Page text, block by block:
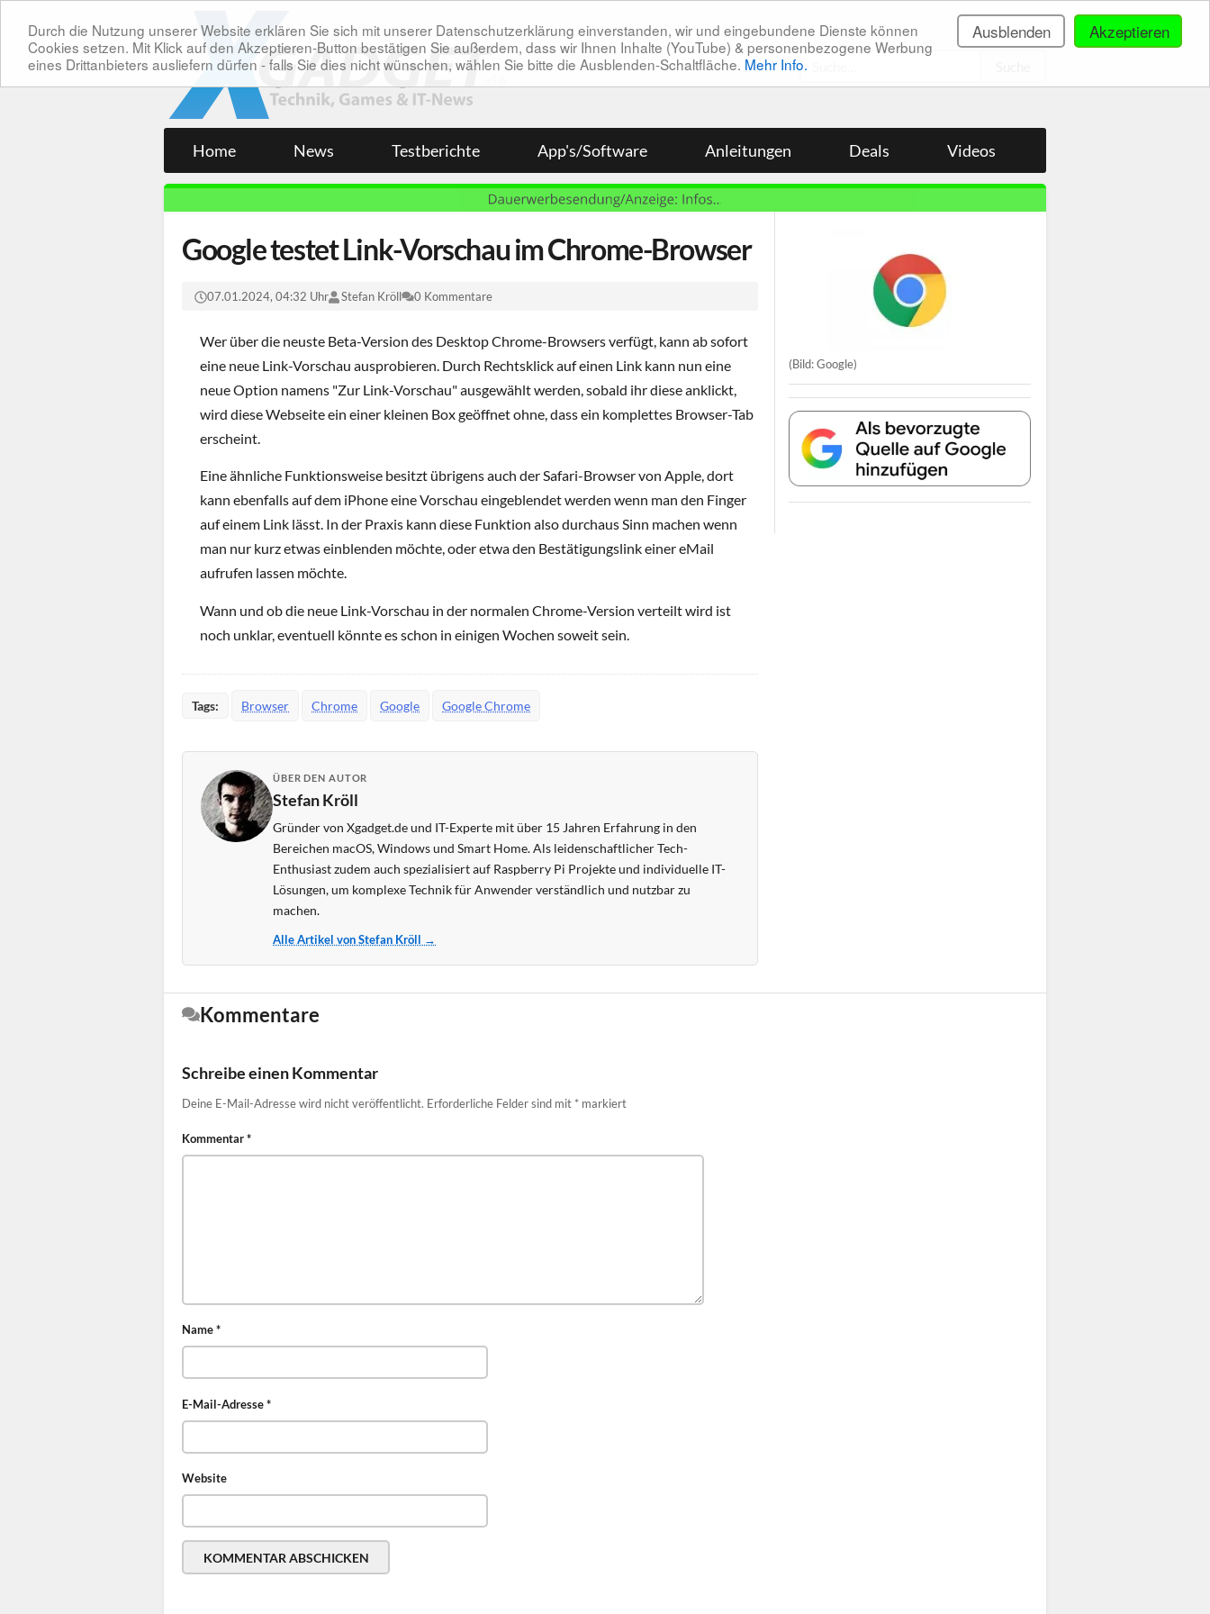
Akzeptieren
Ausblenden
Durch die Nutzung unserer Website erklären Sie sich mit unserer Datenschutzerklärung einverstanden, wir und eingebundene Dienste können
Cookies setzen. Mit Klick auf den Akzeptieren-Button bestätigen Sie außerdem, dass wir Ihnen Inhalte (YouTube) & personenbezogene Werbung
eines Drittanbieters ausliefern dürfen - falls Sie dies nicht wünschen, wählen Sie bitte die Ausblenden-Schaltfläche. Mehr Info.
Home News Testberichte App's/Software Anleitungen Deals Videos
Google testet Link-Vorschau im Chrome-Browser
07.01.2024, 04:32 Uhr Stefan Kröll 0 Kommentare
Wer über die neuste Beta-Version des Desktop Chrome-Browsers verfügt, kann ab sofort
eine neue Link-Vorschau ausprobieren. Durch Rechtsklick auf einen Link kann nun eine
neue Option namens "Zur Link-Vorschau" ausgewählt werden, sobald ihr diese anklickt,
wird diese Webseite ein einer kleinen Box geöffnet ohne, dass ein komplettes Browser-Tab
erscheint.
Eine ähnliche Funktionsweise besitzt übrigens auch der Safari-Browser von Apple, dort
kann ebenfalls auf dem iPhone eine Vorschau eingeblendet werden wenn man den Finger
auf einem Link lässt. In der Praxis kann diese Funktion also durchaus Sinn machen wenn
man nur kurz etwas einblenden möchte, oder etwa den Bestätigungslink einer eMail
aufrufen lassen möchte.
Wann und ob die neue Link-Vorschau in der normalen Chrome-Version verteilt wird ist
noch unklar, eventuell könnte es schon in einigen Wochen soweit sein.
Tags: Browser Chrome Google Google Chrome
ÜBER DEN AUTOR
Stefan Kröll
Gründer von Xgadget.de und IT-Experte mit über 15 Jahren Erfahrung in den
Bereichen macOS, Windows und Smart Home. Als leidenschaftlicher Tech-
Enthusiast zudem auch spezialisiert auf Raspberry Pi Projekte und individuelle IT-
Lösungen, um komplexe Technik für Anwender verständlich und nutzbar zu
machen.
Alle Artikel von Stefan Kröll →
(Bild: Google)
Kommentare
Schreibe einen Kommentar
Deine E-Mail-Adresse wird nicht veröffentlicht. Erforderliche Felder sind mit * markiert
Kommentar*
Name*
E-Mail-Adresse*
Website